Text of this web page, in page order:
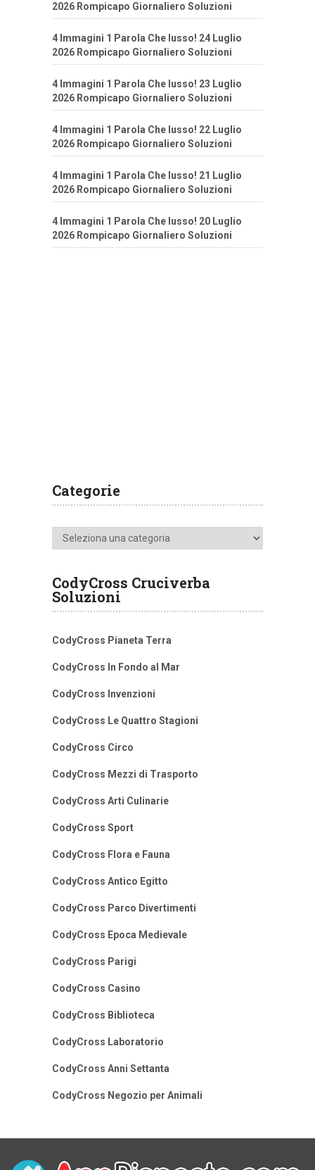
2026 Rompicapo Giornaliero Soluzioni
4 Immagini 1 Parola Che lusso! 24 Luglio
2026 Rompicapo Giornaliero Soluzioni
4 Immagini 1 Parola Che lusso! 23 Luglio
2026 Rompicapo Giornaliero Soluzioni
4 Immagini 1 Parola Che lusso! 22 Luglio
2026 Rompicapo Giornaliero Soluzioni
4 Immagini 1 Parola Che lusso! 21 Luglio
2026 Rompicapo Giornaliero Soluzioni
4 Immagini 1 Parola Che lusso! 20 Luglio
2026 Rompicapo Giornaliero Soluzioni
Categorie
Categorie
CodyCross Cruciverba
Soluzioni
CodyCross Pianeta Terra
CodyCross In Fondo al Mar
CodyCross Invenzioni
CodyCross Le Quattro Stagioni
CodyCross Circo
CodyCross Mezzi di Trasporto
CodyCross Arti Culinarie
CodyCross Sport
CodyCross Flora e Fauna
CodyCross Antico Egitto
CodyCross Parco Divertimenti
CodyCross Epoca Medievale
CodyCross Parigi
CodyCross Casino
CodyCross Biblioteca
CodyCross Laboratorio
CodyCross Anni Settanta
CodyCross Negozio per Animali